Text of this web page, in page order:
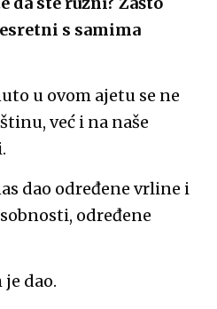
s samima
u ovom ajetu se ne
već i na naše
dao određene vrline i
određene
dao.